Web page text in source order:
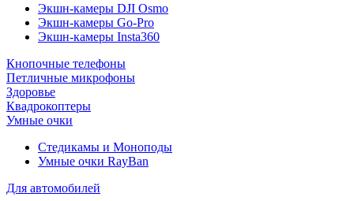
Экшн-камеры DJI Osmo
Экшн-камеры Go-Pro
Экшн-камеры Insta360
Кнопочные телефоны
Петличные микрофоны
Здоровье
Квадрокоптеры
Умные очки
Стедикамы и Моноподы
Умные очки RayBan
Для автомобилей